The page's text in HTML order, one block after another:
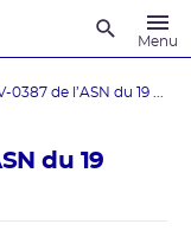
Menu
0387 de l’ASN du 19 ...
du 19